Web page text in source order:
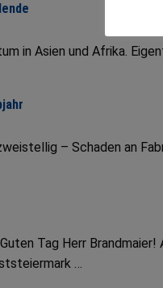
in Asien und Afrika.
– Schaden an
Tag Herr
…